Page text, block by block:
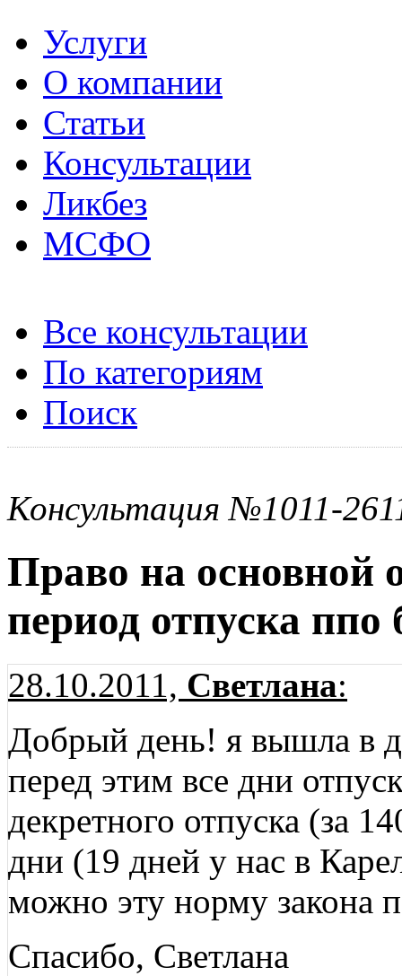
Услуги
О компании
Статьи
Консультации
Ликбез
МСФО
Все консультации
По категориям
Поиск
Консультация №1011-
Право на основной
период отпуска
28.10.2011, Светлана:
Добрый день! я вышла в
перед этим все дни
декретного отпуска (за
дни (19 дней у нас в
можно эту норму закона
Спасибо, Светлана